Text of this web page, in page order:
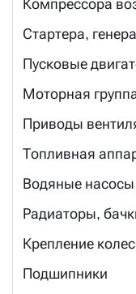
Компрессора
Стартера,
Пусковые
Моторная
Приводы
Топливная
Водяные насосы
Радиаторы,
Крепление колес
Подшипники